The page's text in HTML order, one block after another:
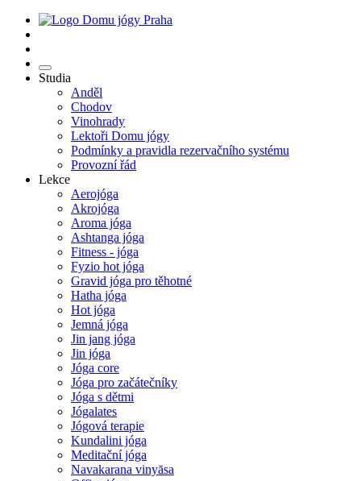
Studia
Anděl
Chodov
Vinohrady
Lektoři Domu jógy
Podmínky a pravidla rezervačního systému
Provozní řád
Lekce
Aerojóga
Akrojóga
Aroma jóga
Ashtanga jóga
Fitness - jóga
Fyzio hot jóga
Gravid jóga pro těhotné
Hatha jóga
Hot jóga
Jemná jóga
Jin jang jóga
Jin jóga
Jóga core
Jóga pro začátečníky
Jóga s dětmi
Jógalates
Jógová terapie
Kundalini jóga
Meditační jóga
Navakarana vinyāsa